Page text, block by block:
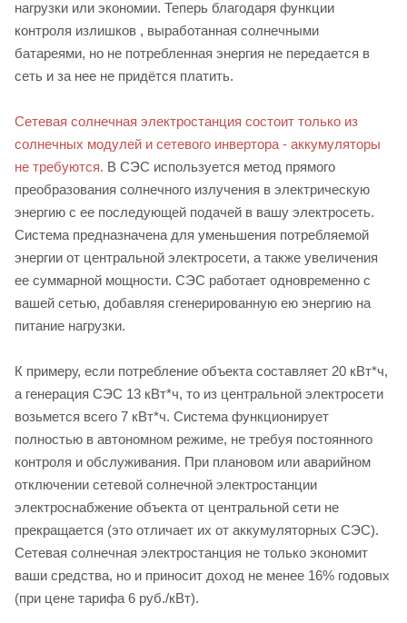
нагрузки или экономии. Теперь благодаря функции
контроля излишков , выработанная солнечными
батареями, но не потребленная энергия не передается в
сеть и за нее не придётся платить.
Сетевая солнечная электростанция состоит только из
солнечных модулей и сетевого инвертора - аккумуляторы
не требуются. В СЭС используется метод прямого
преобразования солнечного излучения в электрическую
энергию с ее последующей подачей в вашу электросеть.
Система предназначена для уменьшения потребляемой
энергии от центральной электросети, а также увеличения
ее суммарной мощности. СЭС работает одновременно с
вашей сетью, добавляя сгенерированную ею энергию на
питание нагрузки.
К примеру, если потребление объекта составляет 20 кВт*ч,
а генерация СЭС 13 кВт*ч, то из центральной электросети
возьмется всего 7 кВт*ч. Система функционирует
полностью в автономном режиме, не требуя постоянного
контроля и обслуживания. При плановом или аварийном
отключении сетевой солнечной электростанции
электроснабжение объекта от центральной сети не
прекращается (это отличает их от аккумуляторных СЭС).
Сетевая солнечная электростанция не только экономит
ваши средства, но и приносит доход не менее 16% годовых
(при цене тарифа 6 руб./кВт).